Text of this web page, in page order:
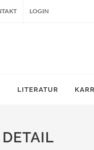
LOGIN
LITERATUR